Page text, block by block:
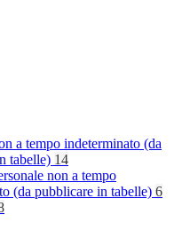
a tempo indeterminato (da
tabelle) 14
non a tempo
(da pubblicare in tabelle) 6